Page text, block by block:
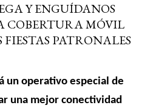
Y ENGUÍDANOS
COBERTURA MÓVIL
PATRONALES
un operativo especial de
una mejor conectividad